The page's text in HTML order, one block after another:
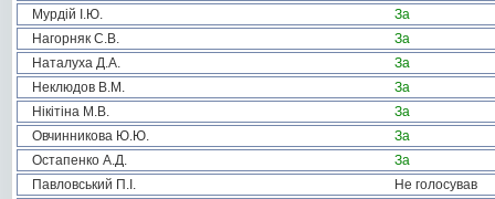
Мурдій І.Ю.
За
Нагорняк С.В.
За
Наталуха Д.А.
За
Неклюдов В.М.
За
Нікітіна М.В.
За
Овчинникова Ю.Ю.
За
Остапенко А.Д.
За
Павловський П.І.
Не голосував